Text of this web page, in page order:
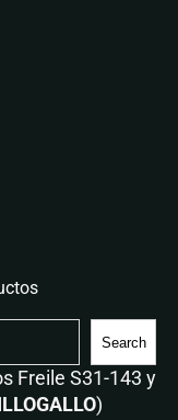
Search
Freile S31-143 y
)